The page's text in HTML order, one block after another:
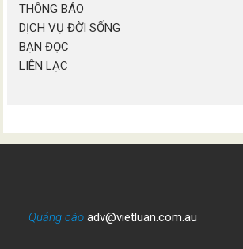
THÔNG BÁO
DỊCH VỤ ĐỜI SỐNG
BẠN ĐỌC
LIÊN LẠC
Quảng cáo adv@vietluan.com.au